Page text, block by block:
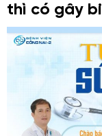
thì có gây